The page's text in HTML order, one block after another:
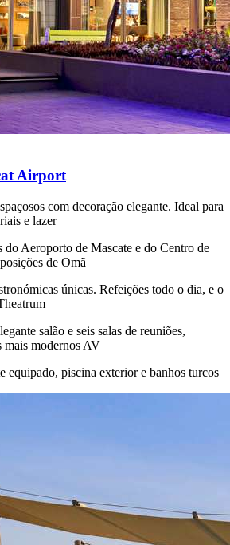
Airport
com decoração elegante. Ideal para
e lazer
do Aeroporto de Mascate e do Centro de
de Omã
únicas. Refeições todo o dia, e o
salão e seis salas de reuniões,
mais modernos AV
equipado, piscina exterior e banhos turcos